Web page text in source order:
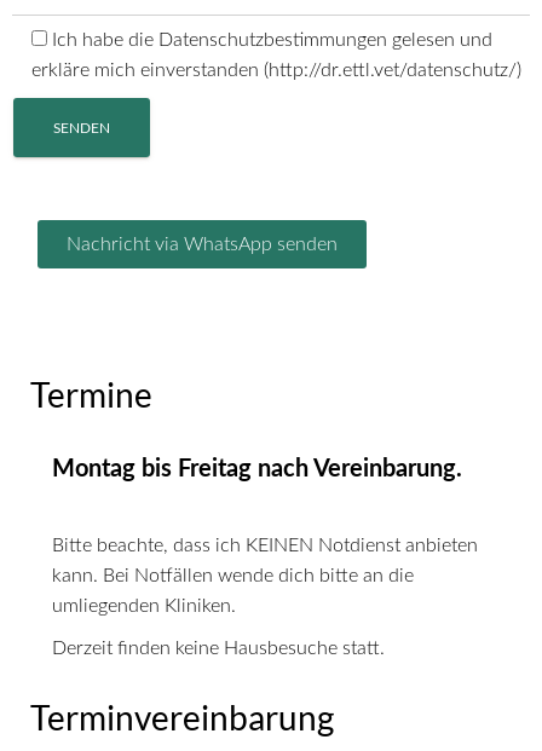
Ich habe die Datenschutzbestimmungen gelesen und
erkläre mich einverstanden (http://dr.ettl.vet/datenschutz/)
Nachricht via WhatsApp senden
Termine
Montag bis Freitag nach Vereinbarung.
Bitte beachte, dass ich KEINEN Notdienst anbieten
kann. Bei Notfällen wende dich bitte an die
umliegenden Kliniken.
Derzeit finden keine Hausbesuche statt.
Terminvereinbarung